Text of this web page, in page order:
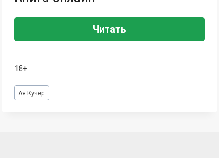
Читать
18+
Метки
записи:
Ая Кучер